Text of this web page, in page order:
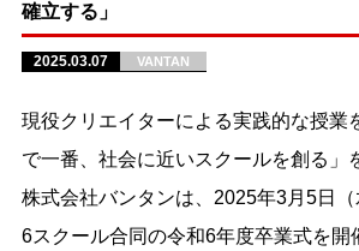
確立する」
2025.03.07 VANTAN
現役クリエイターによる実践的な授業
で一番、社会に近いスクールを創る」
株式会社バンタンは、2025年3月5日
6スクール合同の令和6年度卒業式を開